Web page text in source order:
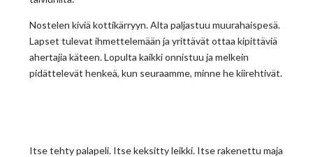
Nostelen kiviä kottikärryyn. Alta paljastuu muurahaispesä.
Lapset tulevat ihmettelemään ja yrittävät ottaa kipittäviä
ahertajia käteen. Lopulta kaikki onnistuu ja melkein
pidättelevät henkeä, kun seuraamme, minne he kiirehtivät.
Itse tehty palapeli. Itse keksitty leikki. Itse rakenettu maja